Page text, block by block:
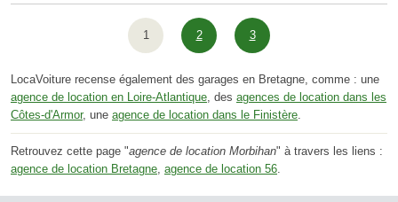
1 2 3
LocaVoiture recense également des garages en Bretagne, comme : une
agence de location en Loire-Atlantique , des agences de location dans les
Côtes-d'Armor, une agence de location dans le Finistère
Retrouvez cette page "agence de location Morbihan" à travers les liens :
agence de location Bretagne agence de location 56